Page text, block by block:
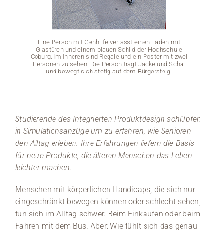
Eine Person mit Gehhilfe verlässt einen Laden mit
Glastüren und einem blauen Schild der Hochschule
Coburg. Im Inneren sind Regale und ein Poster mit zwei
Personen zu sehen. Die Person trägt Jacke und Schal
und bewegt sich stetig auf dem Bürgersteig.
Studierende des Integrierten Produktdesign schlüpfen
in Simulationsanzüge um zu erfahren, wie Senioren
den Alltag erleben. Ihre Erfahrungen liefern die Basis
für neue Produkte, die älteren Menschen das Leben
leichter machen.
Menschen mit körperlichen Handicaps, die sich nur
eingeschränkt bewegen können oder schlecht sehen,
tun sich im Alltag schwer. Beim Einkaufen oder beim
Fahren mit dem Bus. Aber: Wie fühlt sich das genau